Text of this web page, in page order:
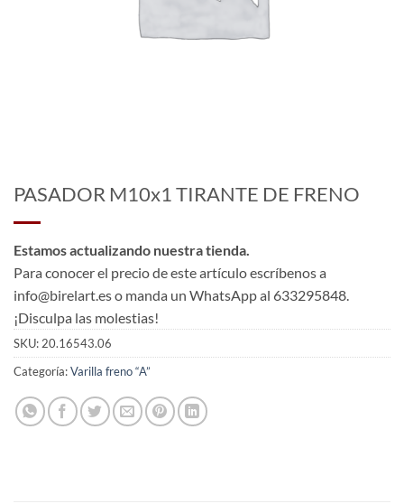
PASADOR M10x1 TIRANTE DE FRENO
Estamos actualizando nuestra tienda.
Para conocer el precio de este artículo escríbenos a
info@birelart.es o manda un WhatsApp al 633295848.
¡Disculpa las molestias!
SKU: 20.16543.06
Categoría:Varilla freno “A”